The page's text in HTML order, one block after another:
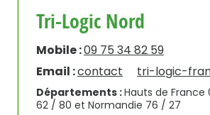
Tri-Logic Nord
Mobile :09 75 34 82 59
Email :contact tri-logic-
Départements :Hauts de
62 / 80 et Normandie 76 / 27